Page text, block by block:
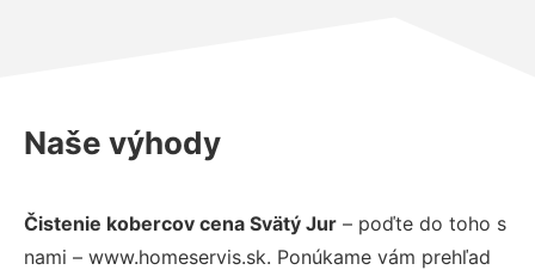
Naše výhody
Čistenie kobercov cena Svätý Jur – poďte do toho s
nami – www.homeservis.sk. Ponúkame vám prehľad